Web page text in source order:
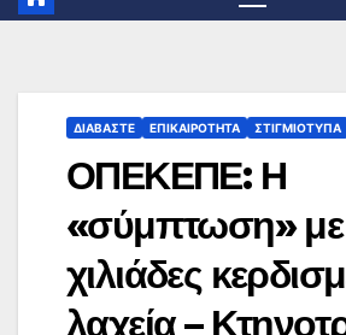
ΔΙΑΒΆΣΤΕ ΕΠΙΚΑΙΡΌΤΗΤΑ ΣΤΙΓΜΙΌΤΥΠΑ
ΟΠΕΚΕΠΕ: Η
«σύμπτωση» με
χιλιάδες
λαχεία –